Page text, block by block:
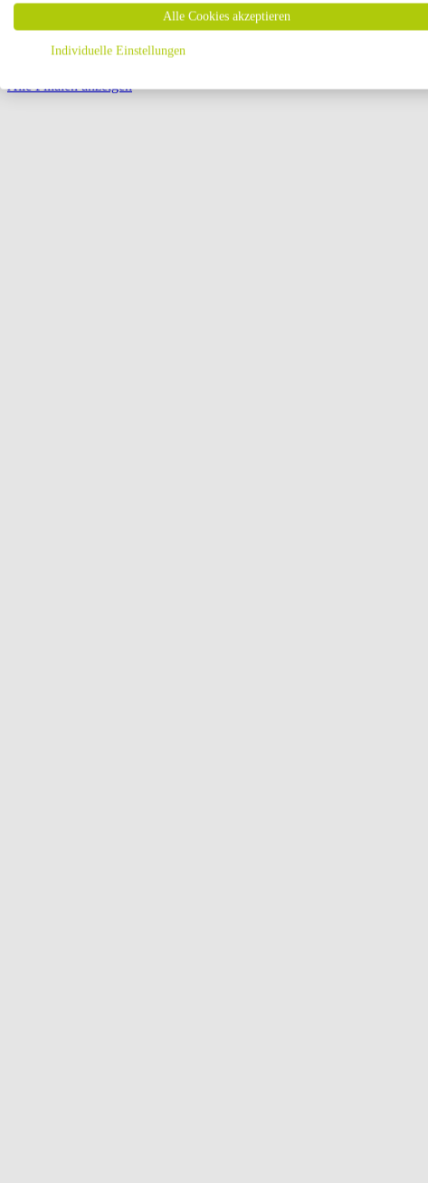
Seite {{ pagination.page }} von {{ pagination.pageCount }}
Alle Filialen anzeigen
Alle Cookies akzeptieren
Individuelle Einstellungen